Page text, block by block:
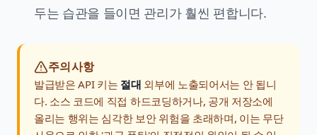
두는 습관을 들이면 관리가 훨씬 편합니다.
주의사항
발급받은 API 키는 절대 외부에 노출되어서는 안 됩니
다. 소스 코드에 직접 하드코딩하거나, 공개 저장소에
올리는 행위는 심각한 보안 위험을 초래하며, 이는 무단